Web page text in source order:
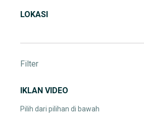
Komputer & Laptop
LOKASI
Filter
IKLAN VIDEO
Pilih dari pilihan di bawah